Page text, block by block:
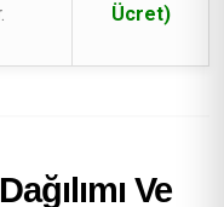
Ücret)
Ve